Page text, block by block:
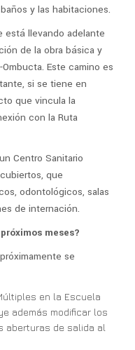
y las habitaciones.
está llevando adelante
de la obra básica y
Este camino es
si se tiene en
que vincula la
con la Ruta
Centro Sanitario
que
odontológicos, salas
de internación.
meses?
se
en la Escuela
además modificar los
aberturas de salida al